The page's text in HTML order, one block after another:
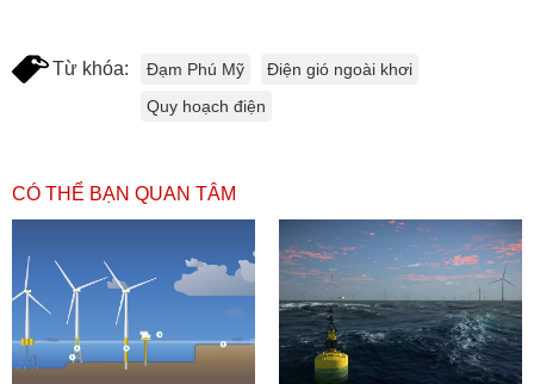
Từ khóa: Đạm Phú Mỹ
Điện gió ngoài khơi
Quy hoạch điện
CÓ THỂ BẠN QUAN TÂM